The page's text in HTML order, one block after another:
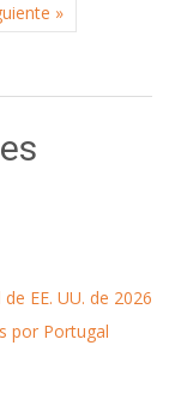
»
EE. UU. de 2026
por Portugal